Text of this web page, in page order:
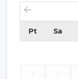
Pt Sa